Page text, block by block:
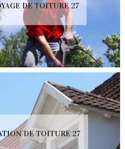
DE TOITURE 27
DE TOITURE 27